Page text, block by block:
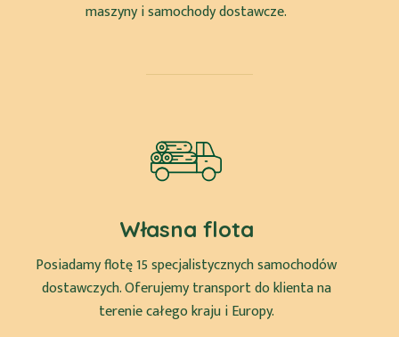
maszyny i samochody dostawcze.
Własna flota
Posiadamy flotę 15 specjalistycznych samochodów
dostawczych. Oferujemy transport do klienta na
terenie całego kraju i Europy.